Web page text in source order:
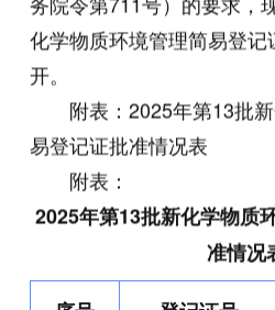
化学物质环境管理简易登
开。
附表：2025年第13批新
易登记证批准情况表
附表：
2025年第13批新化学物质
准情况